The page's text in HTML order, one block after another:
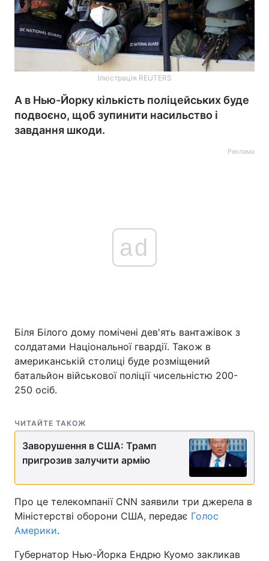
Ілюстрація REUTERS
А в Нью-Йорку кількість поліцейських буде
подвоєно, щоб зупинити насильство і
завдання шкоди.
Реклама
ad
Біля Білого дому помічені дев'ять вантажівок з
солдатами Національної гвардії. Також в
американській столиці буде розміщений
батальйон військової поліції чисельністю 200-
250 осіб.
ЧИТАЙТЕ ТАКОЖ
Заворушення в США: Трамп
пригрозив залучити армію
Про це телекомпанії CNN заявили три джерела в
Міністерстві оборони США, передає Голос
Америки.
Губернатор Нью-Йорка Ендрю Куомо закликав